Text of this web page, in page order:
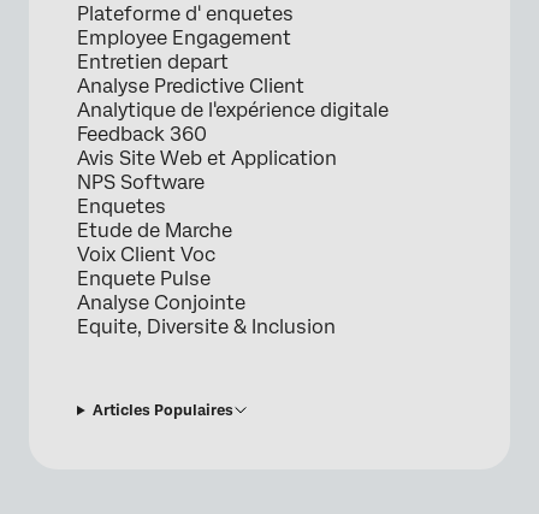
Plateforme d' enquetes
Employee Engagement
Entretien depart
Analyse Predictive Client
Analytique de l'expérience digitale
Feedback 360
Avis Site Web et Application
NPS Software
Enquetes
Etude de Marche
Voix Client Voc
Enquete Pulse
Analyse Conjointe
Equite, Diversite & Inclusion
Articles Populaires